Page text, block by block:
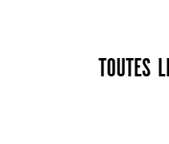
TOUTES